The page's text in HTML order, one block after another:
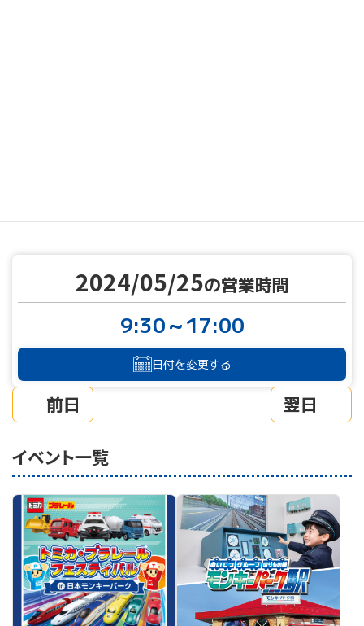
前日
2024/05/25の営業時間
9:30～17:00
日付を変更する
翌日
イベント一覧